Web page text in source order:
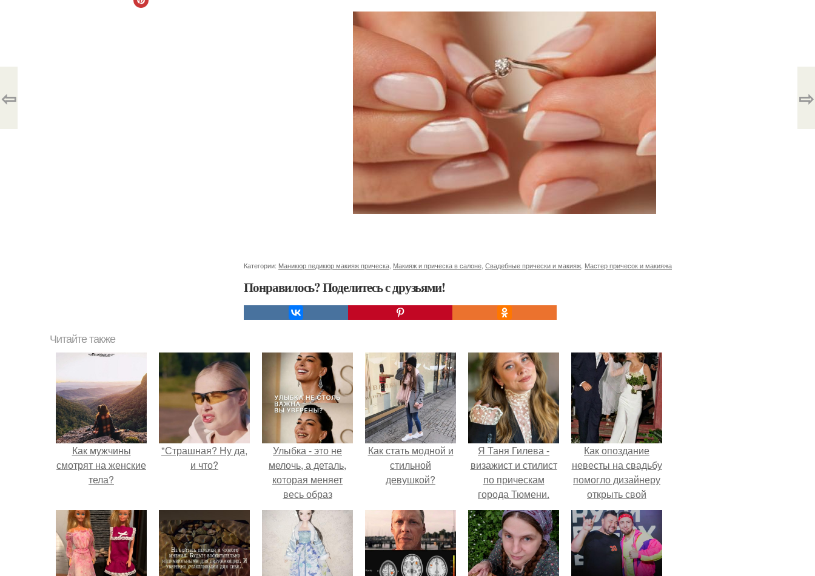
Категории: Маникюр педикюр макияж прическа Макияж и прическа в салоне Свадебные прически и макияж Мастер причесок и макияжа
Понравилось? Поделитесь с друзьями!
⇦ ⇨
Читайте также
Как мужчины
смотрят на женские
тела?
"Страшная? Ну да,
и что?
Улыбка - это не
мелочь, а деталь,
которая меняет
весь образ
человека.
Как стать модной и
стильной
девушкой?
Я Таня Гилева -
визажист и стилист
по прическам
города Тюмени.
Как опоздание
невесты на свадьбу
помогло дизайнеру
открыть свой
бренд.